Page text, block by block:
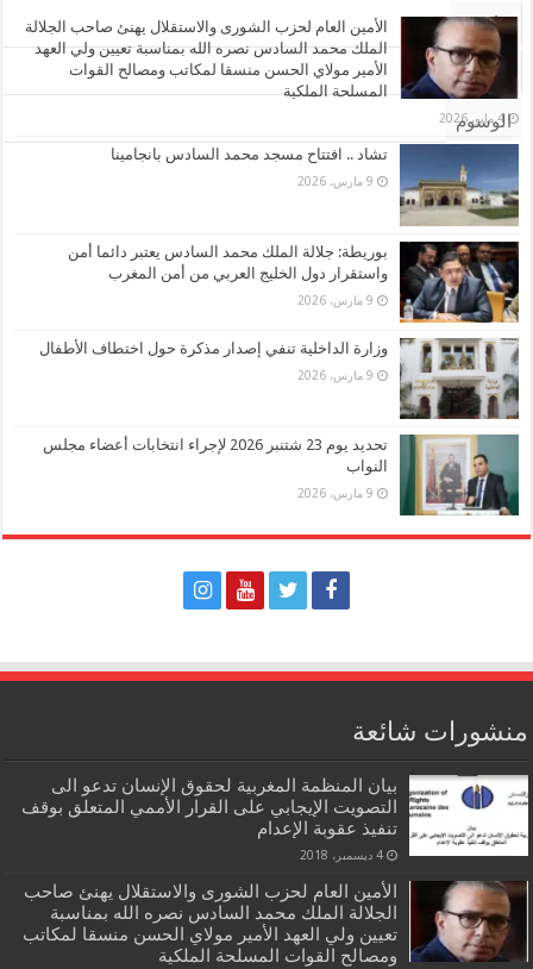
الأشهر
تعليقات
الوسوم
الأمين العام لحزب الشورى والاستقلال يهنئ صاحب الجلالة
الملك محمد السادس نصره الله بمناسبة تعيين ولي العهد
الأمير مولاي الحسن منسقا لمكاتب ومصالح القوات
المسلحة الملكية
4 مايو، 2026
تشاد .. افتتاح مسجد محمد السادس بانجامينا
9 مارس، 2026
بوريطة: جلالة الملك محمد السادس يعتبر دائما أمن
واستقرار دول الخليج العربي من أمن المغرب
9 مارس، 2026
وزارة الداخلية تنفي إصدار مذكرة حول اختطاف الأطفال
9 مارس، 2026
تحديد يوم 23 شتنبر 2026 لإجراء انتخابات أعضاء مجلس
النواب
9 مارس، 2026
منشورات شائعة
بيان المنظمة المغربية لحقوق الإنسان تدعو الى
التصويت الإيجابي على القرار الأممي المتعلق بوقف
تنفيذ عقوبة الإعدام
4 ديسمبر، 2018
الأمين العام لحزب الشورى والاستقلال يهنئ صاحب
الجلالة الملك محمد السادس نصره الله بمناسبة
تعيين ولي العهد الأمير مولاي الحسن منسقا لمكاتب
ومصالح القوات المسلحة الملكية